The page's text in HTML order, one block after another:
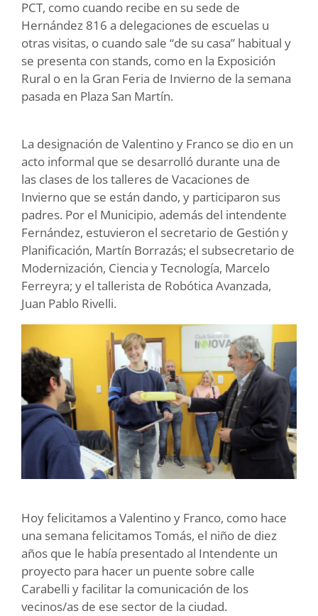
PCT, como cuando recibe en su sede de
Hernández 816 a delegaciones de escuelas u
otras visitas, o cuando sale “de su casa” habitual y
se presenta con stands, como en la Exposición
Rural o en la Gran Feria de Invierno de la semana
pasada en Plaza San Martín.
La designación de Valentino y Franco se dio en un
acto informal que se desarrolló durante una de
las clases de los talleres de Vacaciones de
Invierno que se están dando, y participaron sus
padres. Por el Municipio, además del intendente
Fernández, estuvieron el secretario de Gestión y
Planificación, Martín Borrazás; el subsecretario de
Modernización, Ciencia y Tecnología, Marcelo
Ferreyra; y el tallerista de Robótica Avanzada,
Juan Pablo Rivelli.
Hoy felicitamos a Valentino y Franco, como hace
una semana felicitamos Tomás, el niño de diez
años que le había presentado al Intendente un
proyecto para hacer un puente sobre calle
Carabelli y facilitar la comunicación de los
vecinos/as de ese sector de la ciudad.